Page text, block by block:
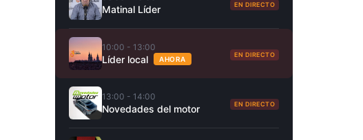
Matinal Líder EN DIRECTO
10:00 - 13:00
Líder local AHORA
EN DIRECTO
13:00 - 14:00
Novedades del motor EN DIRECTO